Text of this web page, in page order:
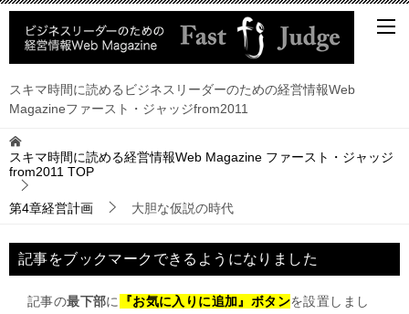
スキマ時間に読めるビジネスリーダーのための経営情報Web
Magazineファースト・ジャッジfrom2011
スキマ時間に読める経営情報Web Magazine ファースト・ジャッジ
from2011 TOP
第4章経営計画 大胆な仮説の時代
記事をブックマークできるようになりました
記事の最下部に 『お気に入りに追加』ボタンを設置しまし